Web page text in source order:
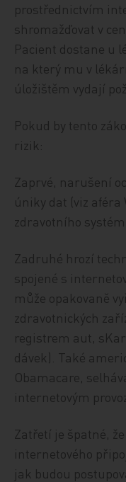
prostřednictvím
shromažďovat v
Pacient dostane u
na který mu v
úložištěm vydají
Pokud by tento
rizik:
Zaprvé, narušení
úniky dat (viz
zdravotního
Zadruhé hrozí
spojené s
může opakovaně
zdravotnických
registrem aut,
dávek). Také
Obamacare,
internetovým
Zatřetí je špatné,
internetového
jak budou